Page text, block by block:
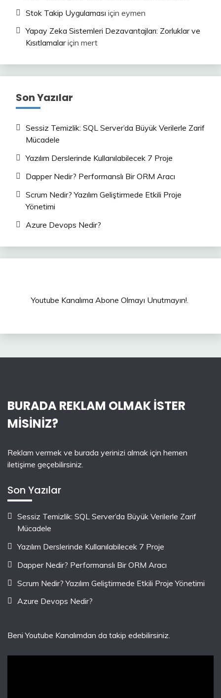
Stok Takip Uygulaması için eymen
Yapay Zeka Sistemleri Dezavantajları: Zorluklar ve
Kısıtlamalariçin mert
Son Yazılar
Sessiz Temizlik: SQL Server’da Büyük Verilerle Zarif
Mücadele
Yazılım Derslerinde Kullanılabilecek 7 Proje
Dapper Nedir? Performanslı Bir ORM Aracı
Scrum Nedir? Yazılım Geliştirmede Etkili Proje
Yönetimi
Azure Devops Nedir?
Youtube Kanalıma Abone Olmayı Unutmayın!.
BURADA REKLAM OLMAK İSTER
MİSİNİZ?
Reklam vermek ve burada yerinizi almak için hemen
iletişime geçebilirsiniz.
Son Yazılar
Sessiz Temizlik: SQL Server’da Büyük Verilerle Zarif
Mücadele
Yazılım Derslerinde Kullanılabilecek 7 Proje
Dapper Nedir? Performanslı Bir ORM Aracı
Scrum Nedir? Yazılım Geliştirmede Etkili Proje Yönetimi
Azure Devops Nedir?
Beni Youtube Kanalımdan da takip edebilirsiniz.